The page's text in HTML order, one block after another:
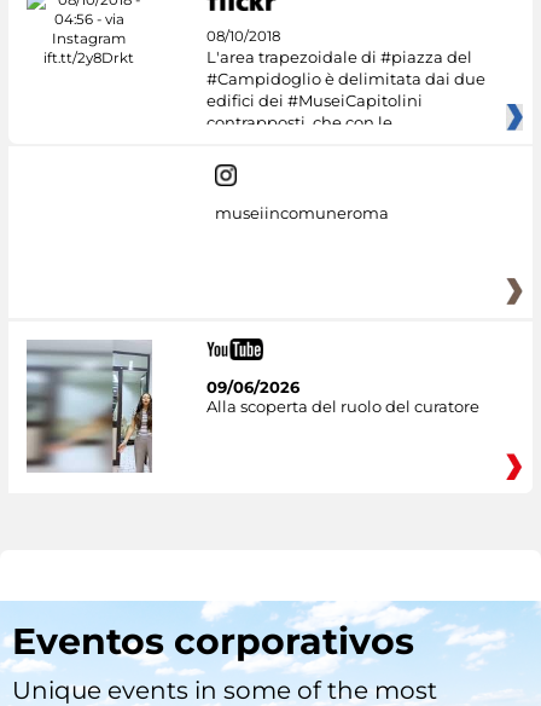
08/10/2018
L'area trapezoidale di #piazza del
#Campidoglio è delimitata dai due
edifici dei #MuseiCapitolini
contrapposti, che con le
museiincomuneroma
09/06/2026
Alla scoperta del ruolo del curatore
Eventos corporativos
Unique events in some of the most